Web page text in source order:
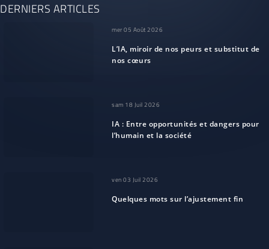
DERNIERS ARTICLES
mer 05 Août 2026
L’IA, miroir de nos peurs et substitut de
nos cœurs
sam 18 Juil 2026
IA : Entre opportunités et dangers pour
l’humain et la société
ven 03 Juil 2026
Quelques mots sur l’ajustement fin